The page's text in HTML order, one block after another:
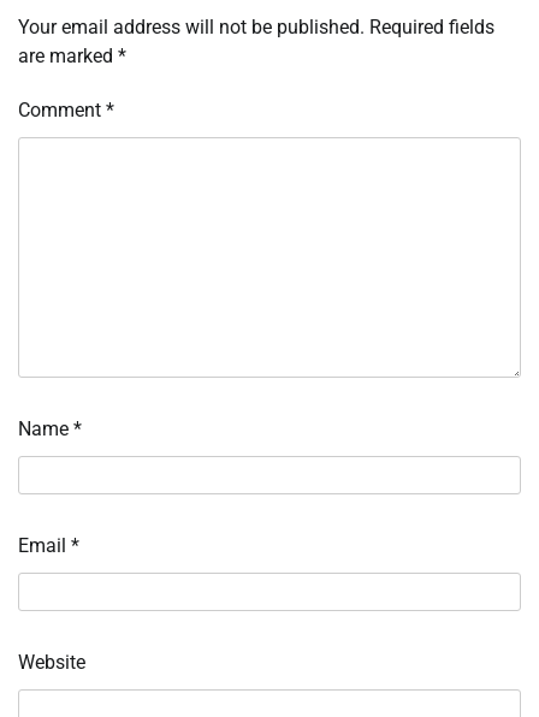
Your email address will not be published. Required fields
are marked *
Comment *
Name *
Email *
Website